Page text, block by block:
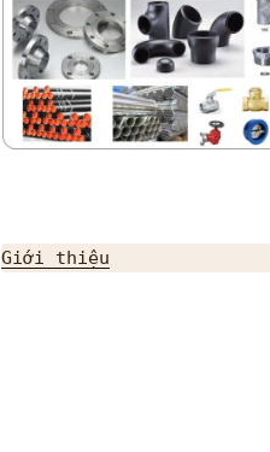
Giới thiệu